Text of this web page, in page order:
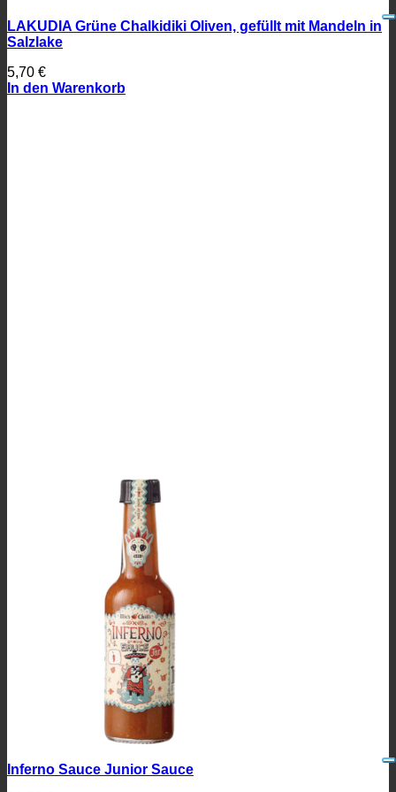
LAKUDIA Grüne Chalkidiki Oliven, gefüllt mit Mandeln in
Salzlake
5,70 €
In den Warenkorb
Inferno Sauce Junior Sauce